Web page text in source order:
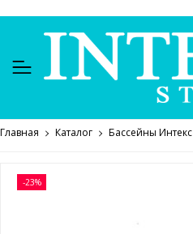
Главная Каталог Бассейны Интекс
-23%